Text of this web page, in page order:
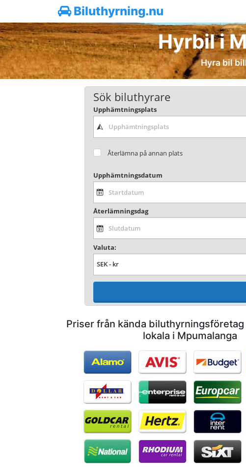
Biluthyrning.nu
Hyrbil i
Hyra bil
Sök biluthyrare
Upphämtningsplats
Återlämna på annan plats
Upphämtningsdatum
Återlämningsdag
Valuta:
Priser från kända biluthyrningsföretag
lokala i Mpumalanga